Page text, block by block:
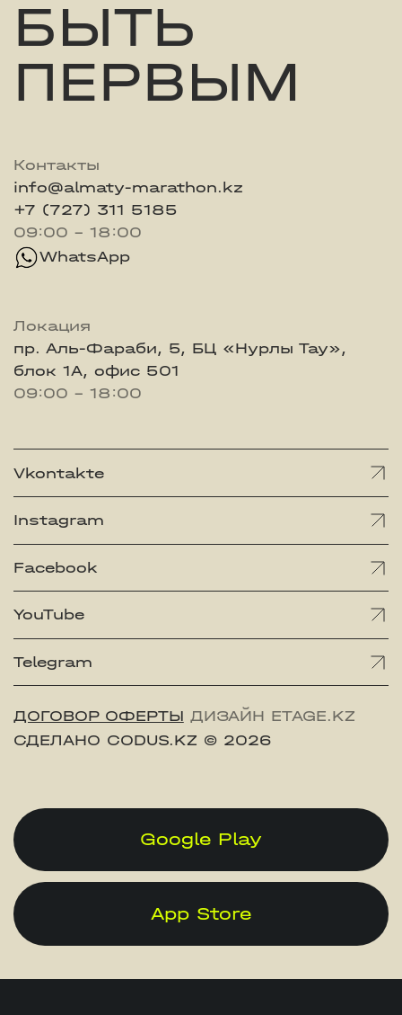
БЫТЬ
ПЕРВЫМ
Контакты
info@almaty-marathon.kz
+7 (727) 311 5185
09:00 - 18:00
WhatsApp
Локация
пр. Аль-Фараби, 5, БЦ «Нурлы Тау»,
блок 1А, офис 501
09:00 - 18:00
Vkontakte
Instagram
Facebook
YouTube
Telegram
ДОГОВОР ОФЕРТЫ ДИЗАЙН ETAGE.KZ
СДЕЛАНО CODUS.KZ © 2026
Google Play
App Store